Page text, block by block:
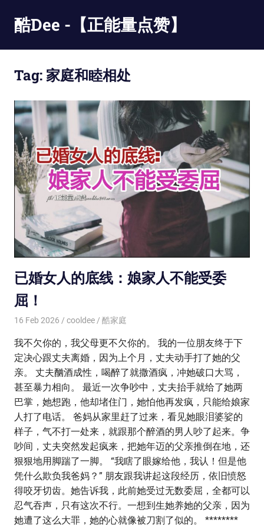
content
酷Dee -【正能量点赞】
最
有
更
酷
Tag:家庭和睦相处
已婚女人的底线：娘家人不能受委
屈！
16 Feb 2026 cooldee 酷家庭
我不欠你的，我父母更不欠你的。 我的一位朋友终于下
定决心跟丈夫离婚，因为上个月，丈夫动手打了她的父
亲。 丈夫酗酒成性，喝醉了就撒酒疯，冲她破口大骂，
甚至暴力相向。 最近一次争吵中，丈夫抬手就给了她两
巴掌，她想跑，他却堵住门，她怕他再发疯，只能给娘家
人打了电话。 爸妈从家里赶了过来，看见她眼泪婆娑的
样子，气不打一处来，就跟那个醉酒的男人吵了起来。争
吵间，丈夫突然发起疯来，把她年迈的父亲推倒在地，还
狠狠地用脚踹了一脚。 “我瞎了眼嫁给他，我认！但是他
凭什么欺负我爸妈？” 朋友跟我讲起这段经历，依旧愤怒
得咬牙切齿。她告诉我，此前她受过无数委屈，全都可以
忍气吞声，只有这次不行。一想到生她养她的父亲，因为
她遭了这么大罪，她的心就像被刀割了似的。 ********